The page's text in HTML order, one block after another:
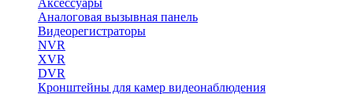
Аксессуары
Аналоговая вызывная панель
Видеорегистраторы
NVR
XVR
DVR
Кронштейны для камер видеонаблюдения